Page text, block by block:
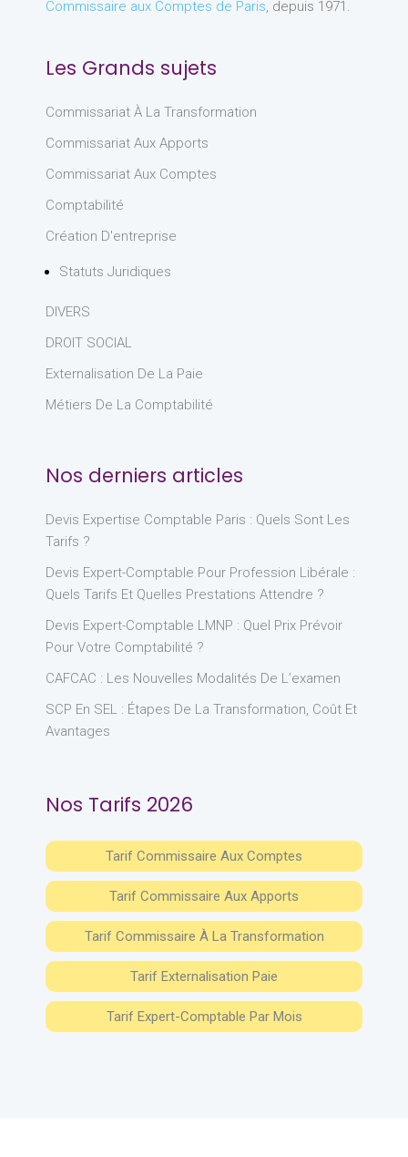
Commissaire aux Comptes de Paris , depuis 1971.
Les Grands sujets
Commissariat À La Transformation
Commissariat Aux Apports
Commissariat Aux Comptes
Comptabilité
Création D'entreprise
Statuts Juridiques
DIVERS
DROIT SOCIAL
Externalisation De La Paie
Métiers De La Comptabilité
Nos derniers articles
Devis Expertise Comptable Paris : Quels Sont Les
Tarifs ?
Devis Expert-Comptable Pour Profession Libérale :
Quels Tarifs Et Quelles Prestations Attendre ?
Devis Expert-Comptable LMNP : Quel Prix Prévoir
Pour Votre Comptabilité ?
CAFCAC : Les Nouvelles Modalités De L’examen
SCP En SEL : Étapes De La Transformation, Coût Et
Avantages
Nos Tarifs 2026
Tarif Commissaire Aux Comptes
Tarif Commissaire Aux Apports
Tarif Commissaire À La Transformation
Tarif Externalisation Paie
Tarif Expert-Comptable Par Mois